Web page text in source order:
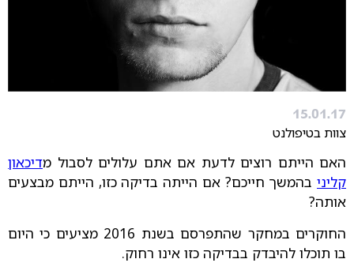
15.01.17
צוות בטיפולנט
האם הייתם רוצים לדעת אם אתם עלולים לסבול מדיכאון
קליני בהמשך חייכם? אם הייתה בדיקה כזו, הייתם מבצעים
אותה?
החוקרים במחקר שהתפרסם בשנת 2016 מציעים כי היום
בו תוכלו להיבדק בבדיקה כזו אינו רחוק.